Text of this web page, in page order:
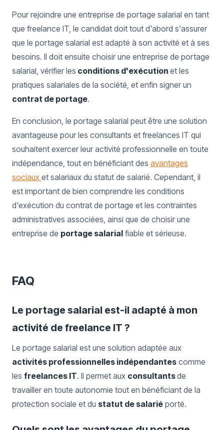
Pour rejoindre une entreprise de portage salarial en tant
que freelance IT, le candidat doit tout d'abord s'assurer
que le portage salarial est adapté à son activité et à ses
besoins. Il doit ensuite choisir une entreprise de portage
salarial, vérifier les conditions d'exécution et les
pratiques salariales de la société, et enfin signer un
contrat de portage.
En conclusion, le portage salarial peut être une solution
avantageuse pour les consultants et freelances IT qui
souhaitent exercer leur activité professionnelle en toute
indépendance, tout en bénéficiant des avantages
sociaux et salariaux du statut de salarié. Cependant, il
est important de bien comprendre les conditions
d'exécution du contrat de portage et les contraintes
administratives associées, ainsi que de choisir une
entreprise de portage salarial fiable et sérieuse.
FAQ
Le portage salarial est-il adapté à mon
activité de freelance IT ?
Le portage salarial est une solution adaptée aux
activités professionnelles indépendantes comme
les freelances IT. Il permet aux consultantsde
travailler en toute autonomie tout en bénéficiant de la
protection sociale et du statut de salarié porté.